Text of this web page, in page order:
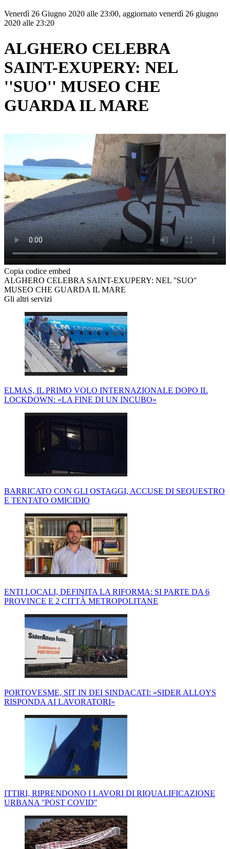
Venerdì 26 Giugno 2020 alle 23:00, aggiornato venerdì 26 giugno
2020 alle 23:20
ALGHERO CELEBRA
SAINT-EXUPERY: NEL
''SUO'' MUSEO CHE
GUARDA IL MARE
Copia codice embed
ALGHERO CELEBRA SAINT-EXUPERY: NEL ''SUO''
MUSEO CHE GUARDA IL MARE
Gli altri servizi
ELMAS, IL PRIMO VOLO INTERNAZIONALE DOPO IL
LOCKDOWN: «LA FINE DI UN INCUBO»
BARRICATO CON GLI OSTAGGI, ACCUSE DI SEQUESTRO
E TENTATO OMICIDIO
ENTI LOCALI, DEFINITA LA RIFORMA: SI PARTE DA 6
PROVINCE E 2 CITTÀ METROPOLITANE
PORTOVESME, SIT IN DEI SINDACATI: «SIDER ALLOYS
RISPONDA AI LAVORATORI»
ITTIRI, RIPRENDONO I LAVORI DI RIQUALIFICAZIONE
URBANA ''POST COVID''